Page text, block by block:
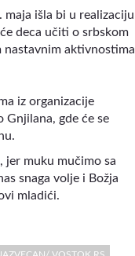
maja išla bi u realizaciju
deca učiti o srbskom
aktivnostima
iz organizacije
Gnjilana, gde će se
jer muku mučimo sa
snaga volje i Božja
mladići.